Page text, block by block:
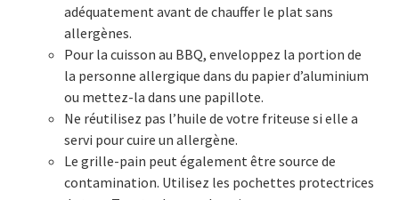
adéquatement avant de chauffer le plat sans
allergènes.
Pour la cuisson au BBQ, enveloppez la portion de
la personne allergique dans du papier d’aluminium
ou mettez-la dans une papillote.
Ne réutilisez pas l’huile de votre friteuse si elle a
servi pour cuire un allergène.
Le grille-pain peut également être source de
contamination. Utilisez les pochettes protectrices